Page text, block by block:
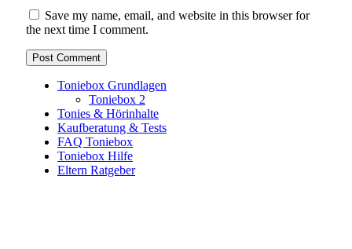
Save my name, email, and website in this browser for
the next time I comment.
Toniebox Grundlagen
Toniebox 2
Tonies & Hörinhalte
Kaufberatung & Tests
FAQ Toniebox
Toniebox Hilfe
Eltern Ratgeber